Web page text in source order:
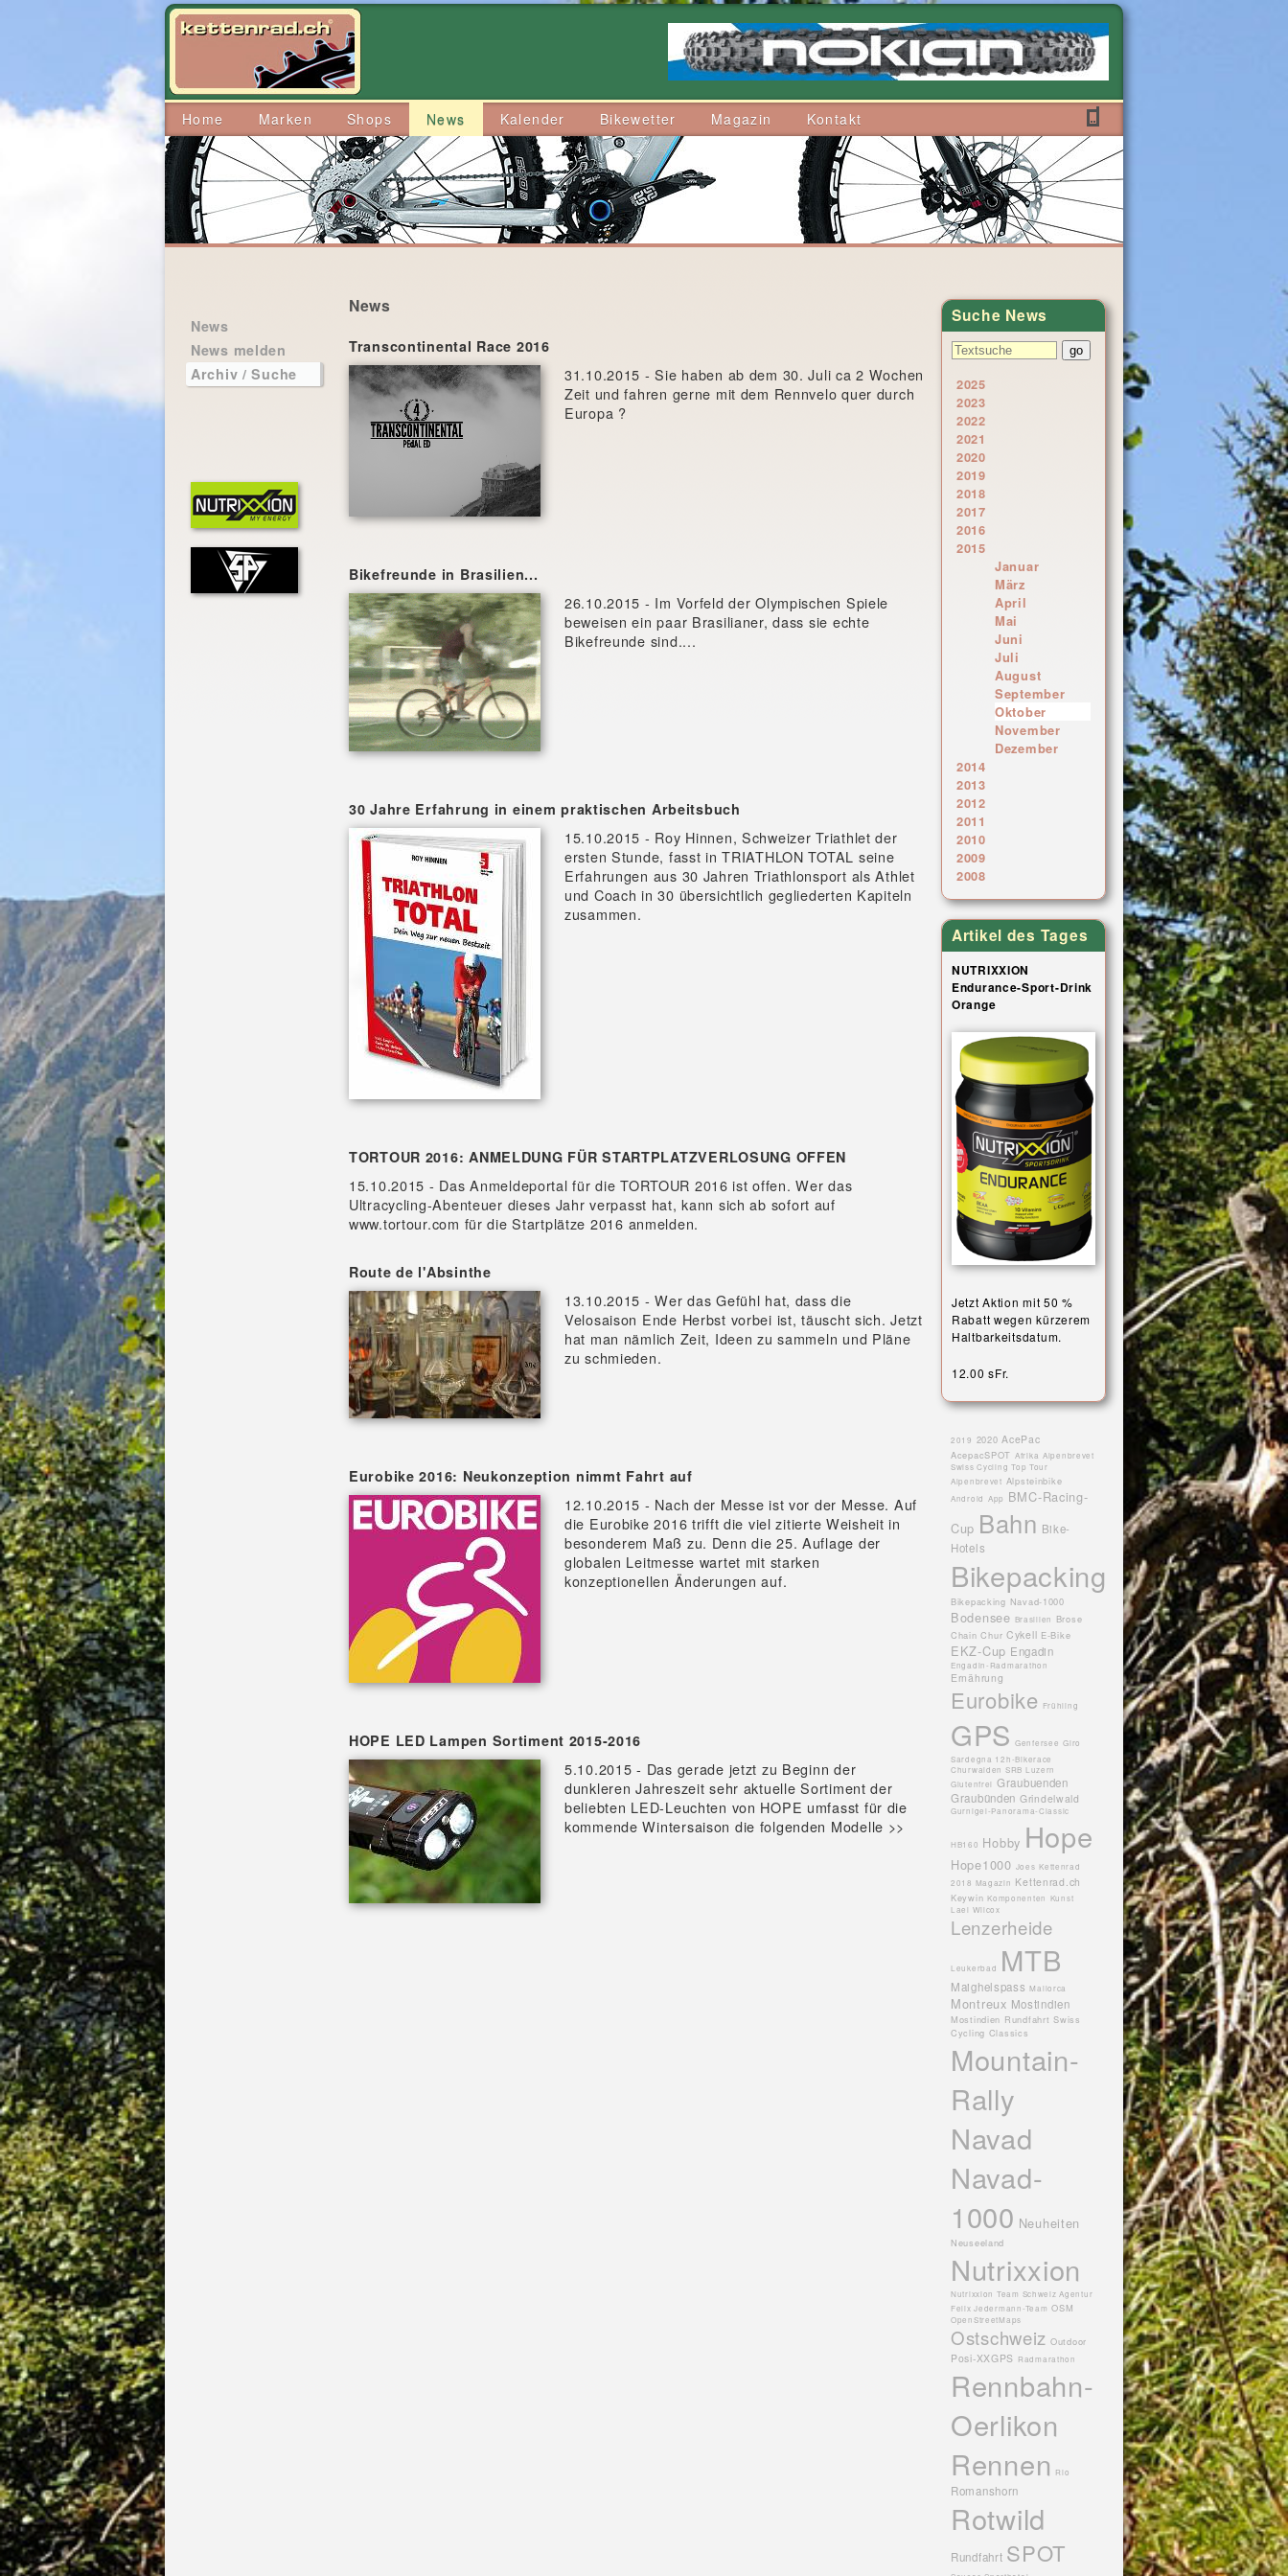
Home Marken Shops News Kalender Bikewetter Magazin Kontakt
News
News melden
Archiv / Suche
News
Transcontinental Race 2016
31.10.2015 - Sie haben ab dem 30. Juli ca 2 Wochen
Zeit und fahren gerne mit dem Rennvelo quer durch
Europa ?
Bikefreunde in Brasilien...
26.10.2015 - Im Vorfeld der Olympischen Spiele
beweisen ein paar Brasilianer, dass sie echte
Bikefreunde sind....
30 Jahre Erfahrung in einem praktischen Arbeitsbuch
15.10.2015 - Roy Hinnen, Schweizer Triathlet der
ersten Stunde, fasst in TRIATHLON TOTAL seine
Erfahrungen aus 30 Jahren Triathlonsport als Athlet
und Coach in 30 übersichtlich gegliederten Kapiteln
zusammen.
TORTOUR 2016: ANMELDUNG FÜR STARTPLATZVERLOSUNG OFFEN
15.10.2015 - Das Anmeldeportal für die TORTOUR 2016 ist offen. Wer das
Ultracycling-Abenteuer dieses Jahr verpasst hat, kann sich ab sofort auf
www.tortour.com für die Startplätze 2016 anmelden.
Route de l'Absinthe
13.10.2015 - Wer das Gefühl hat, dass die
Velosaison Ende Herbst vorbei ist, täuscht sich. Jetzt
hat man nämlich Zeit, Ideen zu sammeln und Pläne
zu schmieden.
Eurobike 2016: Neukonzeption nimmt Fahrt auf
12.10.2015 - Nach der Messe ist vor der Messe. Auf
die Eurobike 2016 trifft die viel zitierte Weisheit in
besonderem Maß zu. Denn die 25. Auflage der
globalen Leitmesse wartet mit starken
konzeptionellen Änderungen auf.
HOPE LED Lampen Sortiment 2015-2016
5.10.2015 - Das gerade jetzt zu Beginn der
dunkleren Jahreszeit sehr aktuelle Sortiment der
beliebten LED-Leuchten von HOPE umfasst für die
kommende Wintersaison die folgenden Modelle >>
Suche News
2025
2023
2022
2021
2020
2019
2018
2017
2016
2015
Januar
März
April
Mai
Juni
Juli
August
September
Oktober
November
Dezember
2014
2013
2012
2011
2010
2009
2008
Artikel des Tages
NUTRIXXION
Endurance-Sport-Drink
Orange
Jetzt Aktion mit 50 %
Rabatt wegen kürzerem
Haltbarkeitsdatum.
12.00 sFr.
2019 2020 AcePac
AcepacSPOT Afrika Alpenbrevet
Swiss Cycling Top Tour
Alpenbrevet Alpsteinbike
Android App
BMC-Racing-
Cup Bahn Bike-
Hotels
Bikepacking
Bikepacking Navad-1000
Bodensee Brasilien
Brose
Chain Chur Cykell E-Bike
EKZ-Cup Engadin
Engadin-Radmarathon
Ernährung
Eurobike Frühling
GPS Genfersee Giro
Sardegna 12h-Bikerace
Churwalden SRB Luzern
Glutenfrei Graubuenden
Graubünden Grindelwald
Gurnigel-Panorama-Classic
HB160 Hobby Hope
Hope1000 Joes Kettenrad
2018 Magazin Kettenrad.ch
Keywin Komponenten Kunst
Lael Wilcox
Lenzerheide
Leukerbad MTB
Maighelspass Mallorca
Montreux Mostindien
Mostindien Rundfahrt Swiss
Cycling Classics
Mountain-
Rally
Navad
Navad-
1000 Neuheiten
Neuseeland
Nutrixxion
Nutrixxion Team Schweiz Agentur
Felix Jedermann-Team OSM
OpenStreetMaps
Ostschweiz Outdoor
Posi-XXGPS Radmarathon
Rennbahn-
Oerlikon
Rennen
Rio
Romanshorn
Rotwild
Rundfahrt SPOT